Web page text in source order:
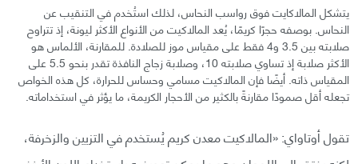
يتشكل المالاكايت فوق رواسب النحاس، لذلك استُخدم في التنقيب عن
النحاس. بوصفه حجرًا كريمًا، يُعد المالاكيت من الأنواع الأكثر ليونة، إذ تتراوح
صلابته بين 3.5 و4 فقط على مقياس موز للصلادة. للمقارنة، الألماس هو
الأكثر صلابة إذ تساوي صلابته 10، وصلابة زجاج النافذة تقدر بنحو 5.5 على
المقياس ذاته. أيضًا فإن المالاكيت مسامي وحساس للحرارة، كل هذه الخواص
تجعله أقل صمودًا مقارنةً بالكثير من الأحجار الكريمة، ما يؤثر في استخداماته.
تقول أوتاواي: «المالاكيت معدن كريم يُستخدم في التزيين والزخرفة،